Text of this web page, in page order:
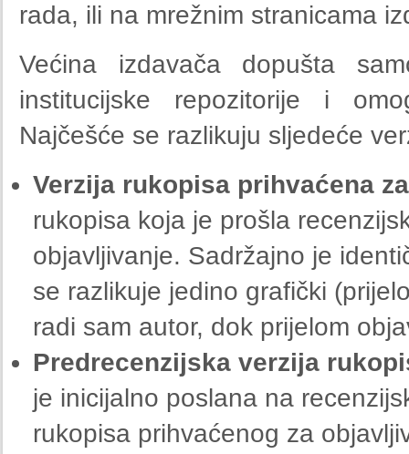
rada, ili na mrežnim stranicama
Većina izdavača dopušta
institucijske repozitorije i
Najčešće se razlikuju sljedeće
Verzija rukopisa prihvaćena
rukopisa koja je prošla
objavljivanje. Sadržajno je
se razlikuje jedino grafički
radi sam autor, dok prijelom
Predrecenzijska verzija
je inicijalno poslana na
rukopisa prihvaćenog za